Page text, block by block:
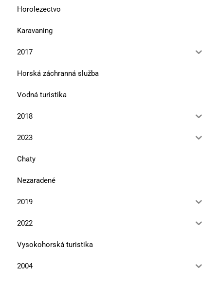
Horolezectvo
Karavaning
2017
Horská záchranná služba
Vodná turistika
2018
2023
Chaty
Nezaradené
2019
2022
Vysokohorská turistika
2004